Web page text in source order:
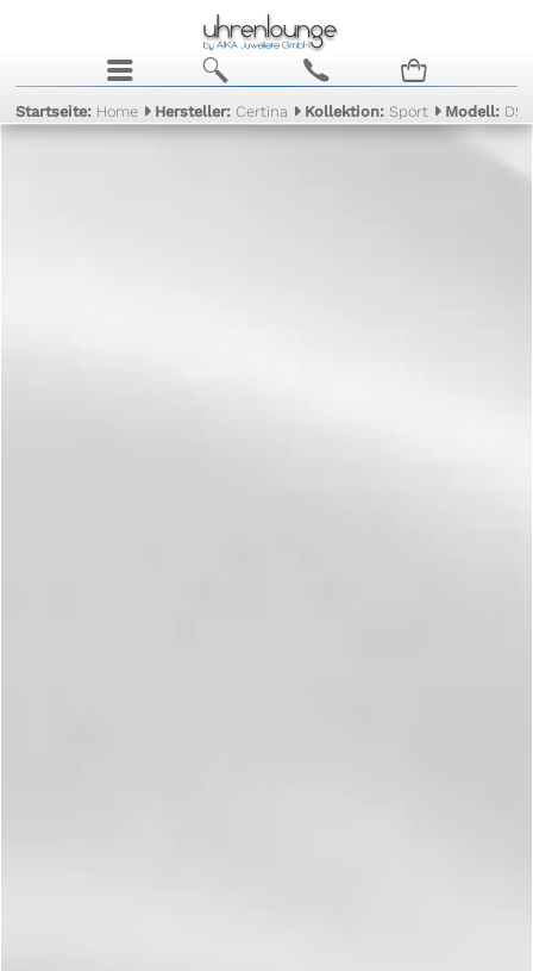
j b c n
Startseite: Home Hersteller:Certina Kollektion:Sport Modell: DS